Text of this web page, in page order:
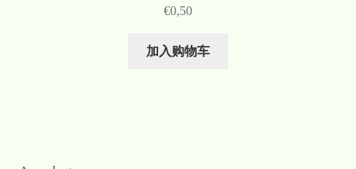
€0,50
加入购物车